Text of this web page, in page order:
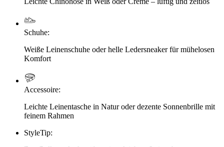
Schuhe:
Weiße Leinenschuhe oder helle Ledersneaker für mühelosen
Komfort
Accessoire:
Leichte Leinentasche in Natur oder dezente Sonnenbrille mit
feinem Rahmen
StyleTip: